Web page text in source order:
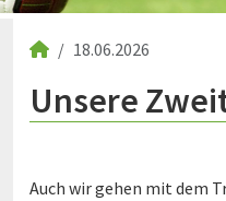
18.06.2026
Unsere
Auch wir gehen mit dem